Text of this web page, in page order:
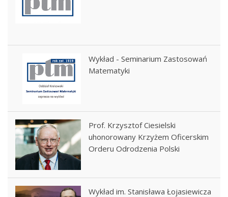
Wykład - Seminarium Zastosowań
Matematyki
Prof. Krzysztof Ciesielski
uhonorowany Krzyżem Oficerskim
Orderu Odrodzenia Polski
Wykład im. Stanisława Łojasiewicza